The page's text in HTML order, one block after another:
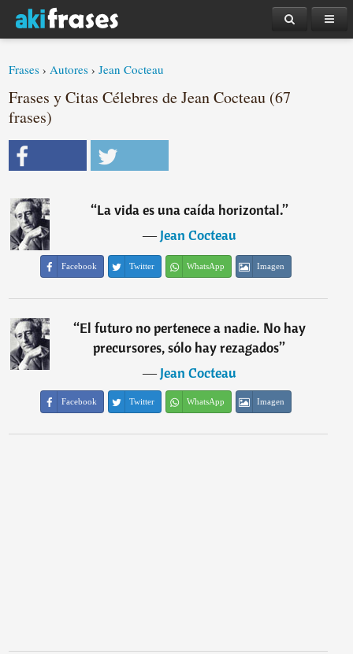
Frases ›Autores ›Jean Cocteau
Frases y Citas Célebres de Jean Cocteau (67
frases)
“La vida es una caída horizontal.”
―Jean Cocteau
Facebook Twitter WhatsApp Imagen
“El futuro no pertenece a nadie. No hay
precursores, sólo hay rezagados”
―Jean Cocteau
Facebook Twitter WhatsApp Imagen